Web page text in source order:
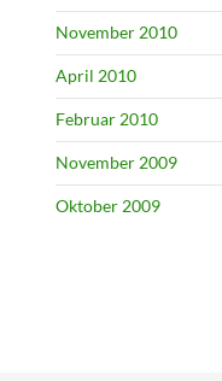
November 2010
April 2010
Februar 2010
November 2009
Oktober 2009